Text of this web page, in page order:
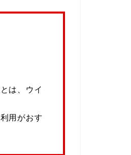
は、ウイ
用がおす